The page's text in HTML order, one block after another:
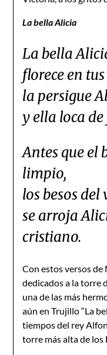
La bella Alicia
La bella
florece en
la persigue
y ella loca de
Antes que el
limpio,
los besos del
se arroja
cristiano.
Con estos versos de
dedicados a la torre
una de las más
aún en Trujillo “La
tiempos del rey
torre más alta de los